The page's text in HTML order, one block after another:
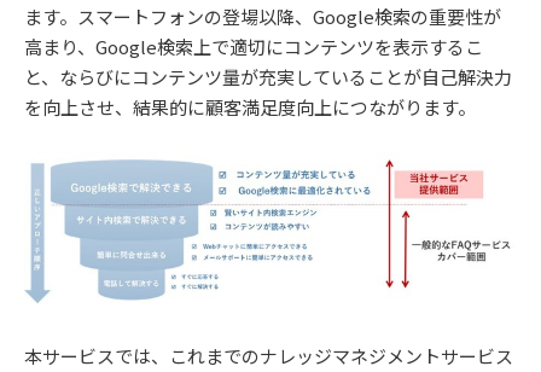
ます。スマートフォンの登場以降、Google検索の重要性が
高まり、Google検索上で適切にコンテンツを表示するこ
と、ならびにコンテンツ量が充実していることが自己解決力
を向上させ、結果的に顧客満足度向上につながります。
本サービスでは、これまでのナレッジマネジメントサービス